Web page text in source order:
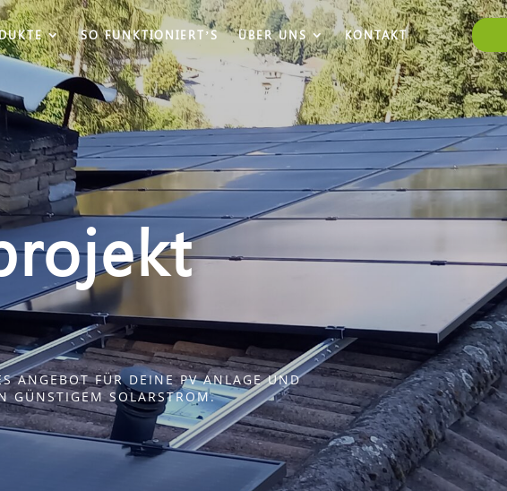
SO FUNKTIONIERT’S ÜBER UNS KONTAKT
ANGEBOT FÜR DEINE PV ANLAGE UND
GÜNSTIGEM SOLARSTROM.